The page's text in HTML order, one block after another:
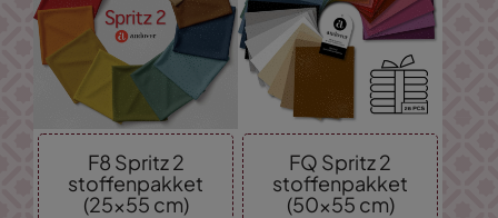
F8 Spritz 2
stoffenpakket
(25x55 cm)
FQ Spritz 2
stoffenpakket
(50x55 cm)